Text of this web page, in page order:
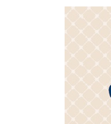
진짜 나 자
자신이 빛
Part 3. 불
삶이라는
문제를 안
자신만의
미래에 대